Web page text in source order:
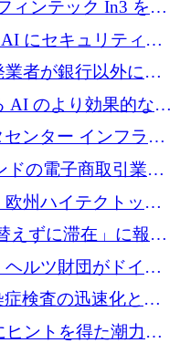
ィンテック In3 を買
レジットを提供
にセキュリティと
に 3,000 万ドルを
者が銀行以外にも
の資金調達額は
AI のより効果的な使
ポンドを確保
センター インフラス
に 5,000 万ドルを
ドの電子商取引業務
築するために 200
州ハイテクトップ
えずに滞在」に報酬
ルツ財団がドイツ
ために2,000万ユー
立ち上げる
症検査の迅速化と抗
万ポンドを寄付
ヒントを得た潮力発